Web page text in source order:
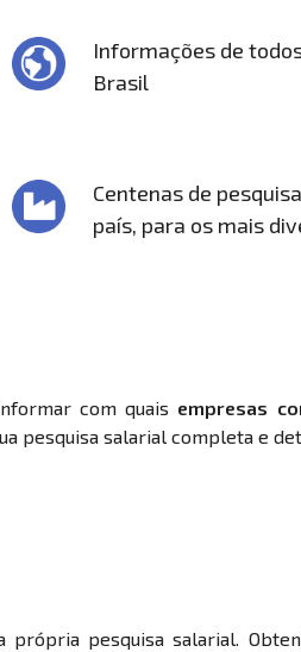
Informações de
Brasil
Centenas de
país, para os mais
com quais empresas
pesquisa salarial completa e
pesquisa salarial.